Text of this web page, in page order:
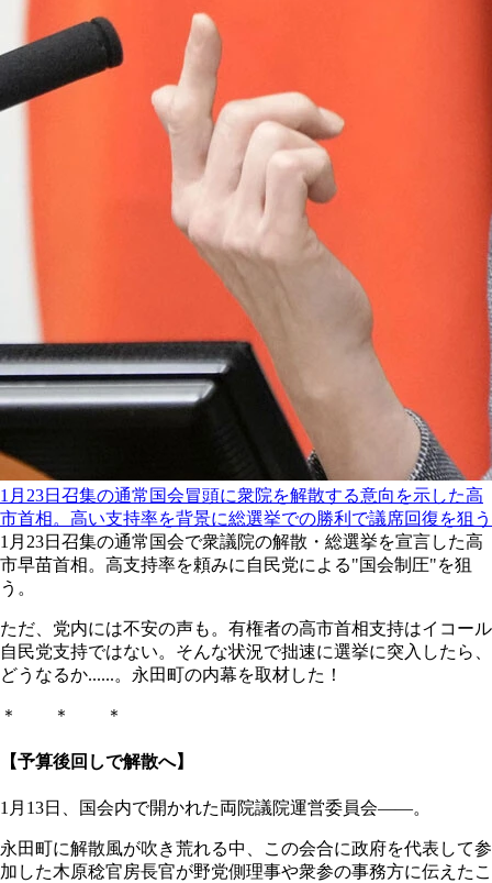
1月23日召集の通常国会冒頭に衆院を解散する意向を示した高
市首相。高い支持率を背景に総選挙での勝利で議席回復を狙う
1月23日召集の通常国会で衆議院の解散・総選挙を宣言した高
市早苗首相。高支持率を頼みに自民党による"国会制圧"を狙
う。
ただ、党内には不安の声も。有権者の高市首相支持はイコール
自民党支持ではない。そんな状況で拙速に選挙に突入したら、
どうなるか......。永田町の内幕を取材した！
＊ ＊ ＊
【予算後回しで解散へ】
1月13日、国会内で開かれた両院議院運営委員会――。
永田町に解散風が吹き荒れる中、この会合に政府を代表して参
加した木原稔官房長官が野党側理事や衆参の事務方に伝えたこ